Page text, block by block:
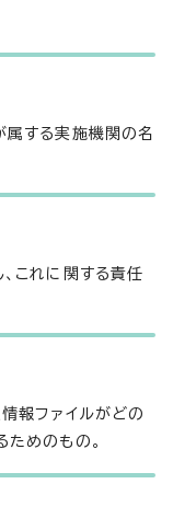
属する実施機関の名
これに関する責任
報ファイルがどの
めのもの。